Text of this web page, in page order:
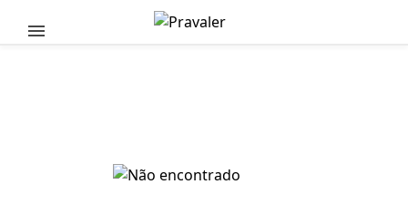
Pular para o conteúdo principal